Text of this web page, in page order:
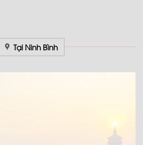
Tại Ninh Bình